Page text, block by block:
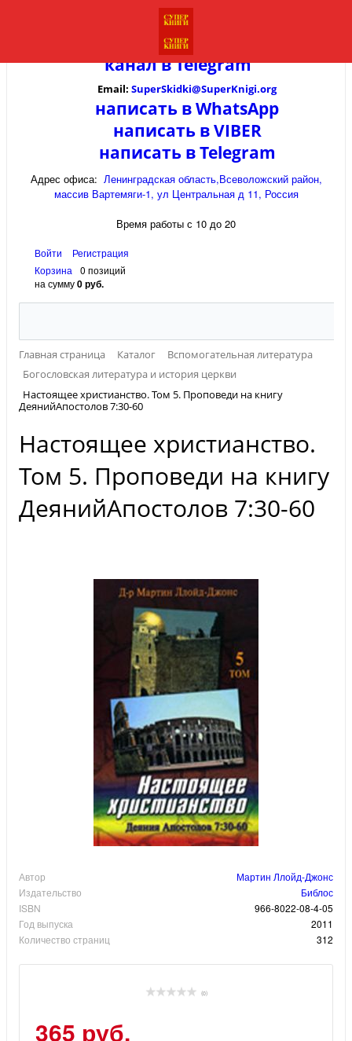
канал вTelegram
Email: SuperSkidki@SuperKnigi.org
написать в WhatsApp
написать в VIBER
написать в Telegram
Адрес офиса: Ленинградская область,Всеволожский район,
массив Вартемяги-1, ул Центральная д 11, Россия
Время работы с 10 до 20
Войти
Регистрация
Корзина
0 позиций
на сумму0 руб.
Главная страница Каталог
Вспомогательная литература
Богословская литература и история церкви
Настоящее христианство. Том 5. Проповеди на книгу
ДеянийАпостолов 7:30-60
Настоящее христианство.
Том 5. Проповеди на книгу
ДеянийАпостолов 7:30-60
Автор
Мартин Ллойд-Джонс
Издательство
Библос
ISBN
966-8022-08-4-05
Год выпуска
2011
Количество страниц
312
(0)
365 руб.